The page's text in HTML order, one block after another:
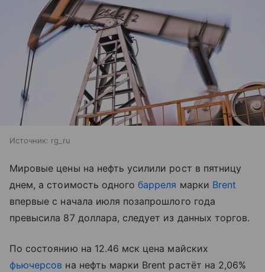
Источник: rg_ru
Мировые цены на нефть усилили рост в пятницу
днем, а стоимость одногобарреля марки Brent
впервые с начала июля позапрошлого года
превысила 87 доллара, следует из данных торгов.
По состоянию на 12.46 мск цена майских
фьючерсов на нефть марки Brent растёт на 2,06%